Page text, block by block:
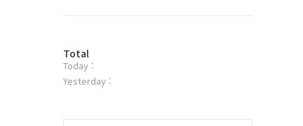
플
러
그
방
문
자
Total
Today :
Yesterday :